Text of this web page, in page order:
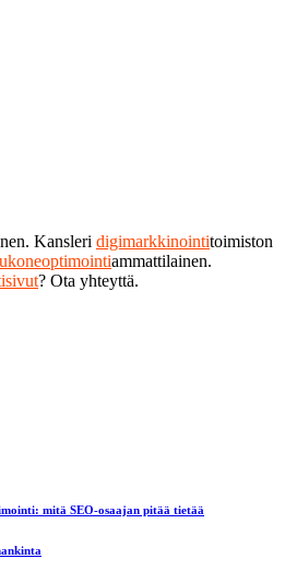
Kansleri digimarkkinointitoimiston
ammattilainen.
? Ota yhteyttä.
mitä SEO-osaajan pitää tietää